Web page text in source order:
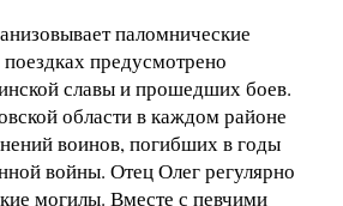
паломнические
предусмотрено
славы и прошедших боев.
области в каждом районе
воинов, погибших в годы
войны. Отец Олег регулярно
могилы. Вместе с певчими